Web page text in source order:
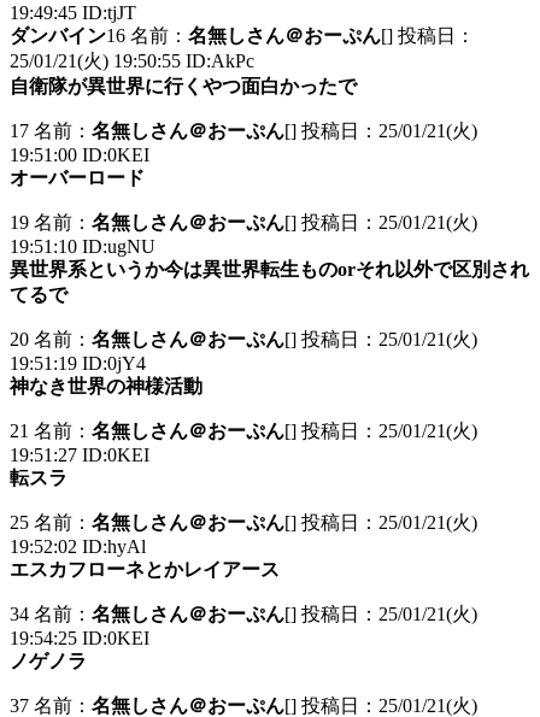
19:49:45 ID:tjJT
ダンバイン16 名前： 名無しさん＠おーぷん[] 投稿日：
25/01/21(火) 19:50:55 ID:AkPc
自衛隊が異世界に行くやつ面白かったで
17 名前： 名無しさん＠おーぷん[] 投稿日：25/01/21(火)
19:51:00 ID:0KEI
オーバーロード
19 名前： 名無しさん＠おーぷん[] 投稿日：25/01/21(火)
19:51:10 ID:ugNU
異世界系というか今は異世界転生ものorそれ以外で区別され
てるで
20 名前： 名無しさん＠おーぷん[] 投稿日：25/01/21(火)
19:51:19 ID:0jY4
神なき世界の神様活動
21 名前： 名無しさん＠おーぷん[] 投稿日：25/01/21(火)
19:51:27 ID:0KEI
転スラ
25 名前： 名無しさん＠おーぷん[] 投稿日：25/01/21(火)
19:52:02 ID:hyAl
エスカフローネとかレイアース
34 名前： 名無しさん＠おーぷん[] 投稿日：25/01/21(火)
19:54:25 ID:0KEI
ノゲノラ
37 名前： 名無しさん＠おーぷん[] 投稿日：25/01/21(火)